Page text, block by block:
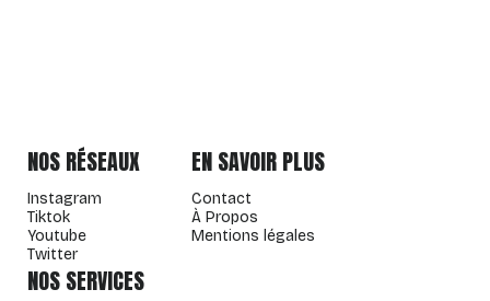
NOS RÉSEAUX
Instagram
Tiktok
Youtube
Twitter
EN SAVOIR PLUS
Contact
À Propos
Mentions légales
NOS SERVICES